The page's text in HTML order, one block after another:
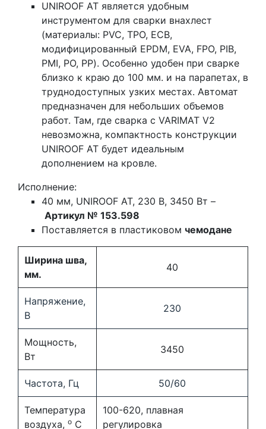
UNIROOF AT является удобным
инструментом для сварки внахлест
(материалы: PVC, TPO, ECB,
модифицированный EPDM, EVA, FPO, PIB,
PMI, PO, PP). Особенно удобен при сварке
близко к краю до 100 мм. и на парапетах, в
труднодоступных узких местах. Автомат
предназначен для небольших объемов
работ. Там, где сварка с VARIMAT V2
невозможна, компактность конструкции
UNIROOF AT будет идеальным
дополнением на кровле.
Исполнение:
40 мм, UNIROOF AT, 230 В, 3450 Вт –
Артикул № 153.598
Поставляется в пластиковом чемодане
Ширина шва,
мм.
40
Напряжение,
В
230
Мощность,
Вт
3450
Частота, Гц 50/60
Температура
воздуха, o С
100-620, плавная
регулировка